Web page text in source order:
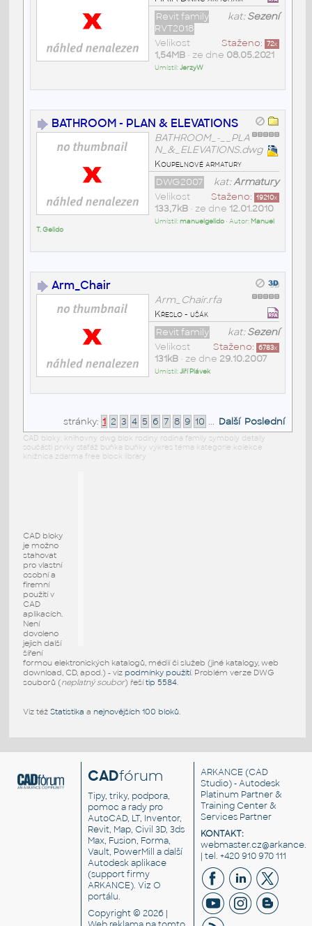
kat:Sezení
Revit family
RVT2018
Staženo: 72x
Velikost
1,54MB• ze dne 08.05.2021
Umístil:JerzyW
BATHROOM - PLAN & ELEVATIONS
BATHROOM_-__PLA
N_&_ELEVATIONS.dwg
Koupelnové armatury
kat:Armatury
DWG2007
Staženo: 19210x
Velikost
133,7kB• ze dne 12.01.2010
Umístil:manuelgelido• Autor: Manuel
T. Gelido
Arm_Chair
Arm_Chair.rfa
Křeslo - ušák
kat:Sezení
Revit family
Staženo: 6783x
Velikost
131kB• ze dne 29.10.2007
Umístil:Jiří Plávek
stránky: 1 2 3 4 5 6 7 8 9 10 ... Další Poslední
CAD bloky: knihovny dwg blok rodiny rodina family symboly detaily
součásti prvky stafáž buňka buňky výkres téma kategorie kolekce
knižnica zdarma free block library
CAD bloky
je možno
stahovat
pro vlastní
osobní a
firemní
použití v
CAD
aplikacích.
Není
dovoleno
jejich další
šíření
formou elektronických katalogů, médií či služeb (jiné katalogy, web
download, CD, apod.) - viz podmínky použití. Problém verze DWG
souborů (neplatný soubor) řešítip 5584.
Viz též Statistika a nejnovějších 100 bloků.
CADfórum
Tipy, triky, podpora,
pomoc a rady pro
AutoCAD, LT, Inventor,
Revit, Map, Civil 3D, 3ds
Max, Fusion, Forma,
Vault, PowerMill a další
Autodesk aplikace
(support firmy
ARKANCE). VizO
portálu.
Copyright © 2026 |
ARKANCE (CAD
Studio) - Autodesk
Platinum Partner &
Training Center &
Services Partner
KONTAKT:
| tel. +420 910 970 111